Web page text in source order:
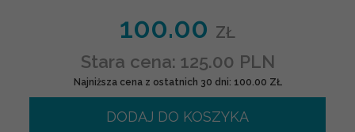
100.00 ZŁ
Stara cena: 125.00 PLN
Najniższa cena z ostatnich 30 dni: 100.00 ZŁ
DODAJ DO KOSZYKA